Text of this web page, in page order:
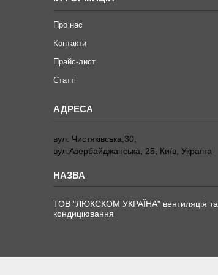
Про нас
Контакти
Прайс-лист
Статті
вул. Чистяківська,30,
вул.Азербайджанська, 25, Київ, Україна
ТОВ "ЛЮКСКОМ УКРАЇНА" вентиляція та
кондиціювання